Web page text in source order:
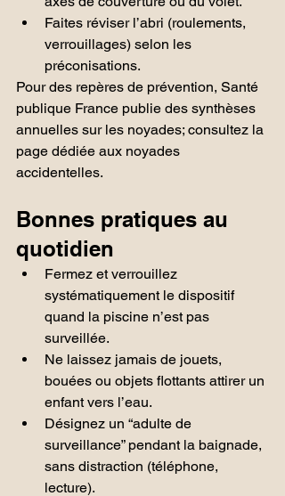
Faites réviser l’abri (roulements,
verrouillages) selon les
préconisations.
Pour des repères de prévention, Santé
publique France publie des synthèses
annuelles sur les noyades; consultez la
page dédiée aux noyades
accidentelles.
Bonnes pratiques au
quotidien
Fermez et verrouillez
systématiquement le dispositif
quand la piscine n’est pas
surveillée.
Ne laissez jamais de jouets,
bouées ou objets flottants attirer un
enfant vers l’eau.
Désignez un “adulte de
surveillance” pendant la baignade,
sans distraction (téléphone,
lecture).